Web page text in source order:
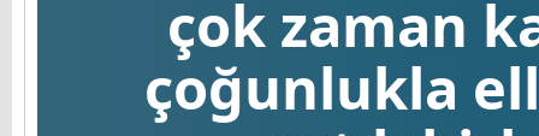
çok zaman
çoğunlukla